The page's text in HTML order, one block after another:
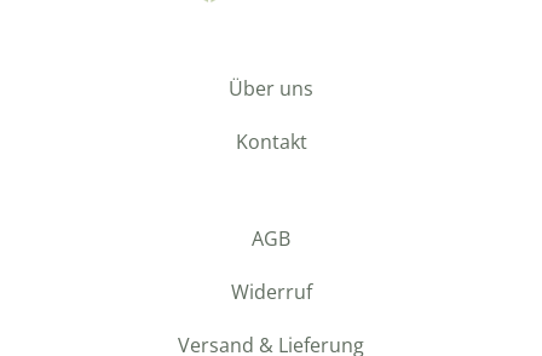
Über uns
Kontakt
AGB
Widerruf
Versand & Lieferung